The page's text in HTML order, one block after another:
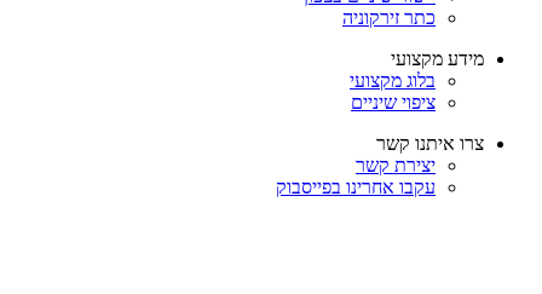
כתר זירקוניה
מידע מקצועי
בלוג מקצועי
ציפוי שיניים
צרו איתנו קשר
יצירת קשר
עקבו אחרינו בפייסבוק